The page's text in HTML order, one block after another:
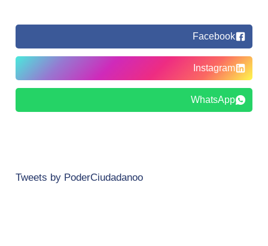
Facebook
Instagram
WhatsApp
Tweets by PoderCiudadanoo